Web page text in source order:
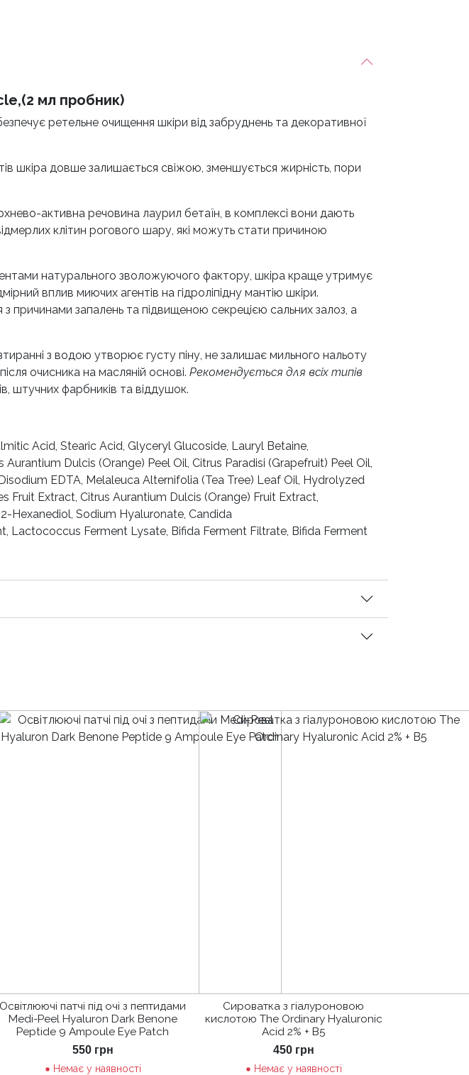
мл пробник)
ретельне очищення шкіри від забруднень та декоративної
шкіра довше залишається свіжою, зменшується жирність, пори
активна речовина лаурил бетаїн, в комплексі вони дають
клітин рогового шару, які можуть стати причиною
натурального зволожуючого фактору, шкіра краще утримує
вплив миючих агентів на гідроліпідну мантію шкіри.
запалень та підвищеною секрецією сальних залоз, а
з водою утворює густу піну, не залишає мильного нальоту
очисника на масляній основі. Рекомендується для всіх типів
штучних фарбників та віддушок.
Acid, Stearic Acid, Glyceryl Glucoside, Lauryl Betaine,
Dulcis (Orange) Peel Oil, Citrus Paradisi (Grapefruit) Peel Oil,
EDTA, Melaleuca Alternifolia (Tea Tree) Leaf Oil, Hydrolyzed
Extract, Citrus Aurantium Dulcis (Orange) Fruit Extract,
Hexanediol, Sodium Hyaluronate, Candida
Ferment Lysate, Bifida Ferment Filtrate, Bifida Ferment
Освітлюючі патчі під очі з пептидами
Medi-Peel Hyaluron Dark Benone
Peptide 9 Ampoule Eye Patch
550 грн
Немає у наявності
Сироватка з гіалуроновою
кислотою The Ordinary Hyaluronic
Acid 2% + B5
450 грн
Немає у наявності